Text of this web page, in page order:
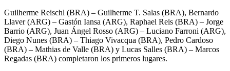
Guilherme Reischl (BRA) – Guilherme T. Salas (BRA), Bernardo
Llaver (ARG) – Gastón Iansa (ARG), Raphael Reis (BRA) – Jorge
Barrio (ARG), Juan Ángel Rosso (ARG) – Luciano Farroni (ARG),
Diego Nunes (BRA) – Thiago Vivacqua (BRA), Pedro Cardoso
(BRA) – Mathias de Valle (BRA) y Lucas Salles (BRA) – Marcos
Regadas (BRA) completaron los primeros lugares.